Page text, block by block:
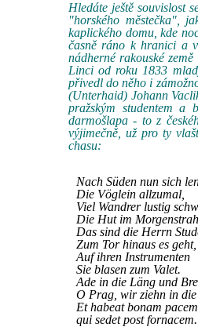
Hledáte ještě souvislost
"horského městečka",
kaplického domu, kde
časně ráno k hranici a
nádherné rakouské
Linci od roku 1833
přivedl do něho i
(Unterhaid) Johann
pražským studentem a
darmošlapa - to z
výjimečně, už pro ty
chasu:
Nach Süden nun sich
Die Vöglein allzumal,
Viel Wandrer lustig
Die Hut im
Das sind die Herrn
Zum Tor hinaus es geht,
Auf ihren Instrumenten
Sie blasen zum Valet.
Ade in die Läng und
O Prag, wir ziehn in die
Et habeat bonam pacem
qui sedet post fornacem.